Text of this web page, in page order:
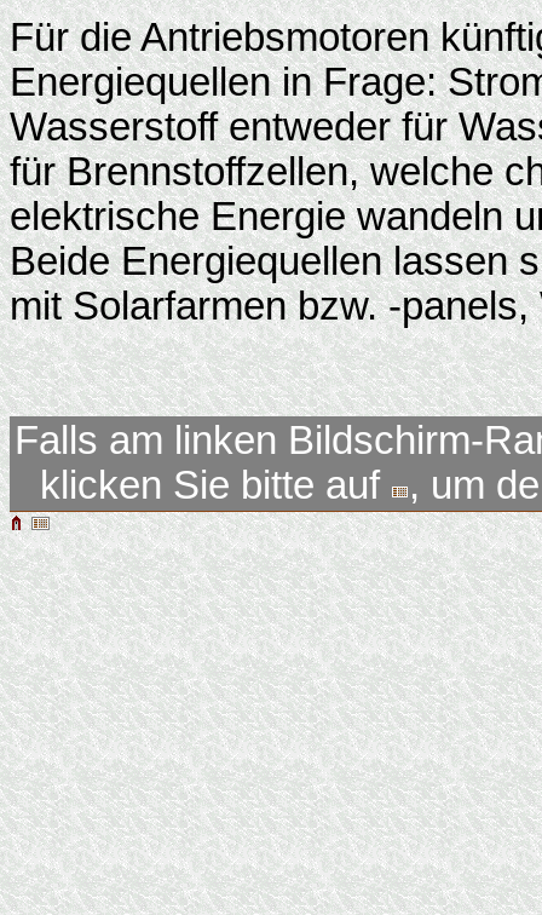
Für die Antriebsmotoren
Energiequellen in Frage:
Wasserstoff entweder für
für Brennstoffzellen, welche
elektrische Energie wandeln
Beide Energiequellen lassen
mit Solarfarmen bzw. -
Falls am linken Bildschirm-
klicken Sie bitte auf
, um